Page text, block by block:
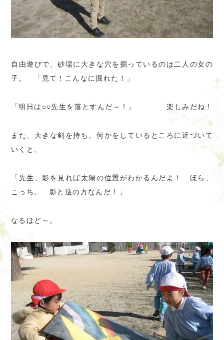
自由遊びで、砂場に大きな穴を掘っているのは二人の女の
子。 「見て！こんなに掘れた！」
「明日は○○先生を落とすんだ～！」 楽しみだね！
また、大きな剣を持ち、何かをしているところに近づいて
いくと、
「先生、影を見れば太陽の位置がわかるんだよ！ ほら、
こっち。 影と逆の方なんだ！」
なるほど～。